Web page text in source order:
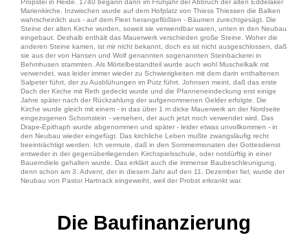
Propstei in Heide. 1740 begann dann im Frühjahr der Abbruch der alten Eddelaker
Marienkirche. Inzwischen wurde auf dem Hofplatz von Thiess Thiessen die Balken
wahrscheinlich aus - auf dem Fleet herangeflößten - Bäumen zurechtgesägt. Die
Steine der alten Kirche wurden, soweit sie verwendbar waren, unten in den Neubau
eingebaut. Deshalb enthält das Mauerwerk verschieden große Steine. Woher die
anderen Steine kamen, ist mir nicht bekannt, doch es ist nicht ausgeschlossen, daß
sie aus der von Hansen und Wolf genannten sogenannten Steinbackerei in
Behmhusen stammten. Als Mörtelbestandteil wurde auch wohl Muschelkalk mit
verwendet, was leider immer wieder zu Schwierigkeiten mit dem darin enthaltenen
Salpeter führt, der zu Ausblühungen im Putz führt. Johnsen meint, daß das erste
Dach der Kirche mit Reth gedeckt wurde und die Pfanneneindeckung erst einige
Jahre später nach der Rückzahlung der aufgenommenen Gelder erfolgte. Die
Kirche wurde gleich mit einem - in das über 1 m dicke Mauerwerk an der Nordseite
eingezogenen Schornstein - versehen, der auch jetzt noch verwendet wird. Das
Drape-Epithaph wurde abgenommen und später - leider etwas unvollkommen - in
den Neubau wieder eingefügt. Das kirchliche Leben mußte zwangsläufig recht
beeinträchtigt werden. Ich vermute, daß in den Sommermonaten der Gottesdienst
entweder in der gegenüberliegenden Kirchspielsschule, oder notdürftig in einer
Bauerndiele gehalten wurde. Das erklärt auch die immense Baubeschleunigung,
denn schon am 3. Advent, der in diesem Jahr auf den 11. Dezember fiel, wurde der
Neubau von Pastor Hartnack eingeweiht, weil der Probst erkrankt war.
Die Baufinanzierung